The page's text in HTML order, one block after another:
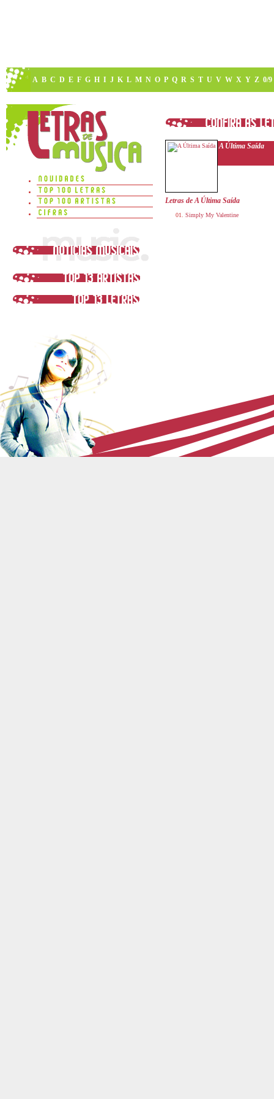
A B C D E F G H I J K L M N O P Q R S T U V W X Y Z 0/9
A Última Saída
Letras de A Última Saída
Simply My Valentine